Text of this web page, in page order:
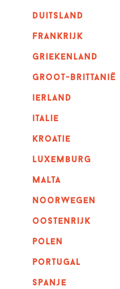
duitsland
frankrijk
griekenland
Groot-Brittanië
ierland
italie
kroatie
luxemburg
malta
noorwegen
oostenrijk
polen
portugal
spanje